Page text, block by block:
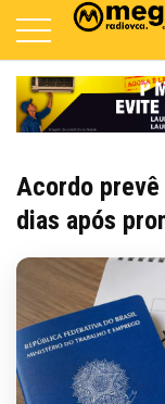
Acordo
dias após